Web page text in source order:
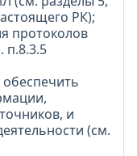
РК);
протоколов
п.8.3.5
и
(см.